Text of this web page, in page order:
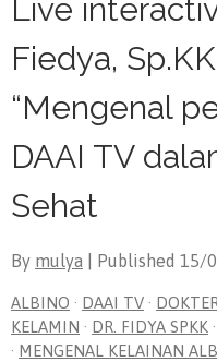
Live
Fiedya,
“Mengenal
DAAI TV
Sehat
By mulya | Published 15/
ALBINO · DAAI TV ·
KELAMIN · DR. FIDYA SPKK ·
· MENGENAL KELAINAN